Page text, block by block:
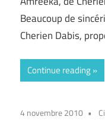
Beaucoup de
Cherien Dabis,
Continue reading
4 novembre 2010